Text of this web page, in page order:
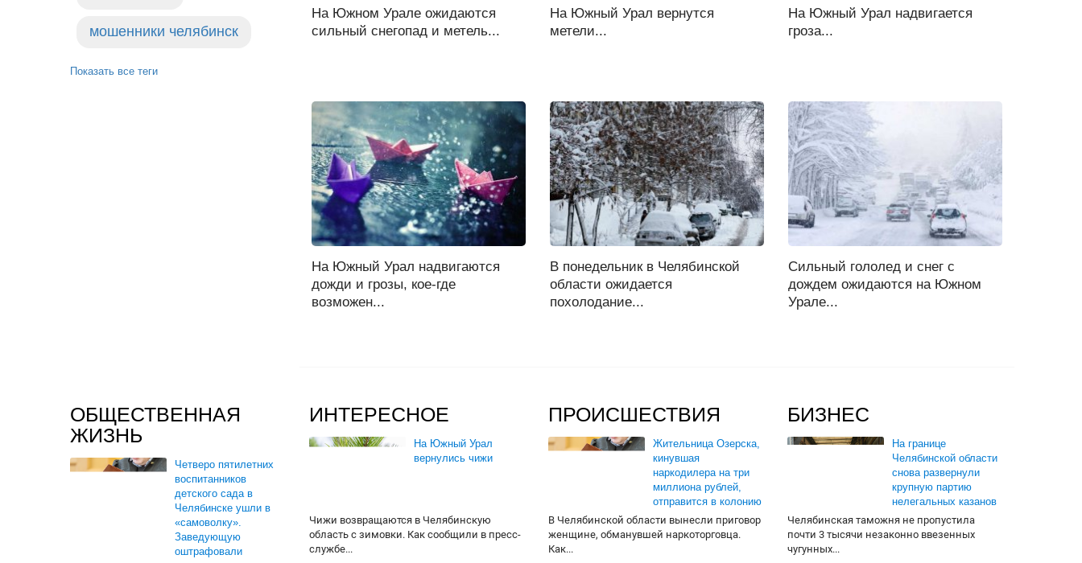
мошенники челябинск
Показать все теги
На Южном Урале ожидаются
сильный снегопад и метель...
На Южный Урал вернутся
метели...
На Южный Урал надвигается
гроза...
На Южный Урал надвигаются
дожди и грозы, кое-где
возможен...
В понедельник в Челябинской
области ожидается
похолодание...
Сильный гололед и снег с
дождем ожидаются на Южном
Урале...
ОБЩЕСТВЕННАЯ
ЖИЗНЬ
Четверо пятилетних
воспитанников
детского сада в
Челябинске ушли в
«самоволку».
Заведующую
оштрафовали
ИНТЕРЕСНОЕ
На Южный Урал
вернулись чижи
Чижи возвращаются в Челябинскую
область с зимовки. Как сообщили в пресс-
службе...
ПРОИСШЕСТВИЯ
Жительница Озерска,
кинувшая
наркодилера на три
миллиона рублей,
отправится в колонию
В Челябинской области вынесли приговор
женщине, обманувшей наркоторговца.
Как...
БИЗНЕС
На границе
Челябинской области
снова развернули
крупную партию
нелегальных казанов
Челябинская таможня не пропустила
почти 3 тысячи незаконно ввезенных
чугунных...